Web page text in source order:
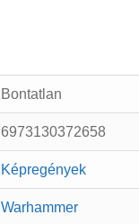
Bontatlan
6973130372658
Képregények
Warhammer